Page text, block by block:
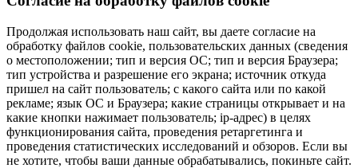
Продолжая использовать наш сайт, вы даете согласие на
обработку файлов cookie, пользовательских данных (сведения
о местоположении; тип и версия ОС; тип и версия Браузера;
тип устройства и разрешение его экрана; источник откуда
пришел на сайт пользователь; с какого сайта или по какой
рекламе; язык ОС и Браузера; какие страницы открывает и на
какие кнопки нажимает пользователь; ip-адрес) в целях
функционирования сайта, проведения ретаргетинга и
проведения статистических исследований и обзоров. Если вы
не хотите, чтобы ваши данные обрабатывались, покиньте сайт.